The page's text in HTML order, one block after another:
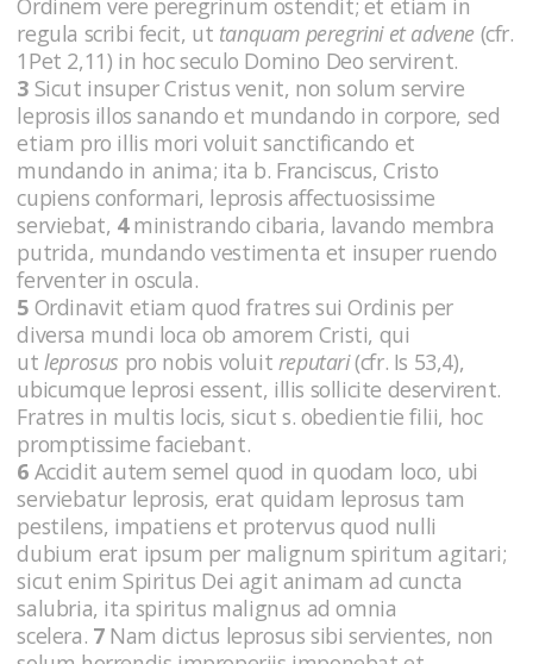
Ordinem vere peregrinum ostendit; et etiam in
regula scribi fecit, ut tanquam peregrini et advene (cfr.
1Pet 2,11) in hoc seculo Domino Deo servirent.
3 Sicut insuper Cristus venit, non solum servire
leprosis illos sanando et mundando in corpore, sed
etiam pro illis mori voluit sanctificando et
mundando in anima; ita b. Franciscus, Cristo
cupiens conformari, leprosis affectuosissime
serviebat, 4ministrando cibaria, lavando membra
putrida, mundando vestimenta et insuper ruendo
ferventer in oscula.
5 Ordinavit etiam quod fratres sui Ordinis per
diversa mundi loca ob amorem Cristi, qui
utleprosus pro nobis voluit reputari(cfr. Is 53,4),
ubicumque leprosi essent, illis sollicite deservirent.
Fratres in multis locis, sicut s. obedientie filii, hoc
promptissime faciebant.
6 Accidit autem semel quod in quodam loco, ubi
serviebatur leprosis, erat quidam leprosus tam
pestilens, impatiens et protervus quod nulli
dubium erat ipsum per malignum spiritum agitari;
sicut enim Spiritus Dei agit animam ad cuncta
salubria, ita spiritus malignus ad omnia
scelera. 7Nam dictus leprosus sibi servientes, non